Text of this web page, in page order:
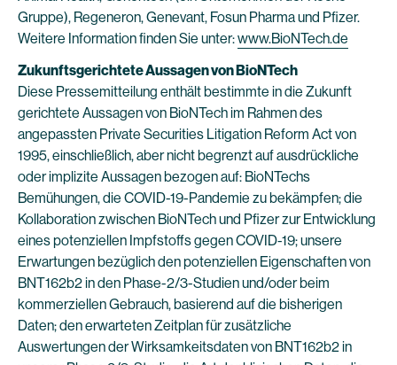
Gruppe), Regeneron, Genevant, Fosun Pharma und Pfizer.
Weitere Information finden Sie unter:www.BioNTech.de
Zukunftsgerichtete Aussagen von BioNTech
Diese Pressemitteilung enthält bestimmte in die Zukunft
gerichtete Aussagen von BioNTech im Rahmen des
angepassten Private Securities Litigation Reform Act von
1995, einschließlich, aber nicht begrenzt auf ausdrückliche
oder implizite Aussagen bezogen auf: BioNTechs
Bemühungen, die COVID-19-Pandemie zu bekämpfen; die
Kollaboration zwischen BioNTech und Pfizer zur Entwicklung
eines potenziellen Impfstoffs gegen COVID-19; unsere
Erwartungen bezüglich den potenziellen Eigenschaften von
BNT162b2 in den Phase-2/3-Studien und/oder beim
kommerziellen Gebrauch, basierend auf die bisherigen
Daten; den erwarteten Zeitplan für zusätzliche
Auswertungen der Wirksamkeitsdaten von BNT162b2 in